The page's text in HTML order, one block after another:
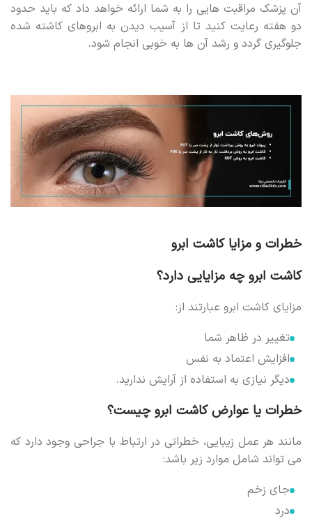
آن پزشک مراقبت هایی را به شما ارائه خواهد داد که باید حدود
دو هفته رعایت کنید تا از آسیب دیدن به ابروهای کاشته شده
جلوگیری گردد و رشد آن ها به خوبی انجام شود.
خطرات و مزایا کاشت ابرو
کاشت ابرو چه مزایایی دارد؟
مزایای کاشت ابرو عبارتند از:
تغییر در ظاهر شما
افزایش اعتماد به نفس
دیگر نیازی به استفاده از آرایش ندارید.
خطرات یا عوارض کاشت ابرو چیست؟
مانند هر عمل زیبایی، خطراتی در ارتباط با جراحی وجود دارد که
می تواند شامل موارد زیر باشد:
جای زخم
درد